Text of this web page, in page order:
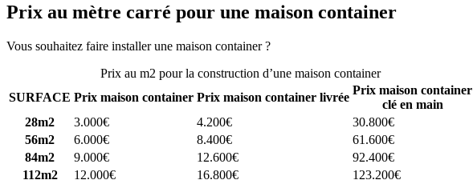
Prix au mètre carré pour une maison container
Vous souhaitez faire installer une maison container ?
Prix au m2 pour la construction d’une maison container
SURFACE Prix maison container Prix maison container livrée
Prix maison container
clé en main
28m2
3.000€ 4.200€
30.800€
56m2
6.000€ 8.400€
61.600€
84m2
9.000€ 12.600€
92.400€
112m2
12.000€ 16.800€
123.200€